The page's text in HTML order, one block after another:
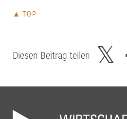
▲ TOP
Diesen Beitrag teilen